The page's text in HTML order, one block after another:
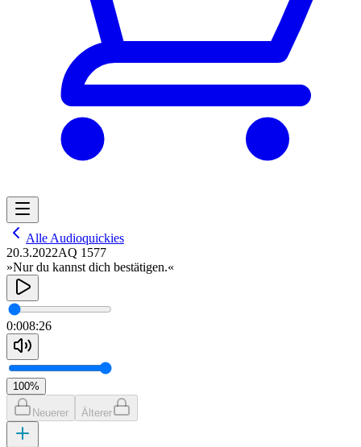
Alle Audioquickies
20.3.2022AQ 1577
»Nur du kannst dich bestätigen.«
0:008:26
100%
Neuerer Älterer